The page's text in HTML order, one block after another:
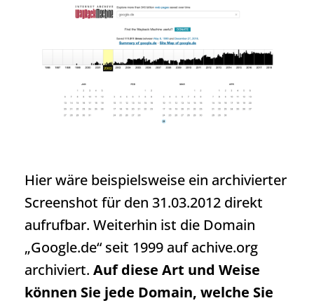
Hier wäre beispielsweise ein archivierter
Screenshot für den 31.03.2012 direkt
aufrufbar. Weiterhin ist die Domain
„Google.de“ seit 1999 auf achive.org
archiviert. Auf diese Art und Weise
können Sie jede Domain, welche Sie